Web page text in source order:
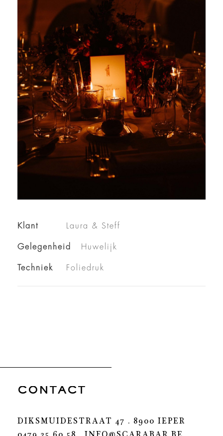
Klant Laura & Steff
Gelegenheid Huwelijk
Techniek Foliedruk
CONTACT
DIKSMUIDESTRAAT 47 . 8900 IEPER